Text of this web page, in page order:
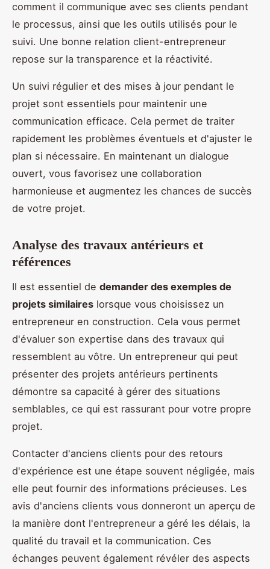
comment il communique avec ses clients pendant
le processus, ainsi que les outils utilisés pour le
suivi. Une bonne relation client-entrepreneur
repose sur la transparence et la réactivité.
Un suivi régulier et des mises à jour pendant le
projet sont essentiels pour maintenir une
communication efficace. Cela permet de traiter
rapidement les problèmes éventuels et d'ajuster le
plan si nécessaire. En maintenant un dialogue
ouvert, vous favorisez une collaboration
harmonieuse et augmentez les chances de succès
de votre projet.
Analyse des travaux antérieurs et
références
Il est essentiel de demander des exemples de
projets similaires lorsque vous choisissez un
entrepreneur en construction. Cela vous permet
d'évaluer son expertise dans des travaux qui
ressemblent au vôtre. Un entrepreneur qui peut
présenter des projets antérieurs pertinents
démontre sa capacité à gérer des situations
semblables, ce qui est rassurant pour votre propre
projet.
Contacter d'anciens clients pour des retours
d'expérience est une étape souvent négligée, mais
elle peut fournir des informations précieuses. Les
avis d'anciens clients vous donneront un aperçu de
la manière dont l'entrepreneur a géré les délais, la
qualité du travail et la communication. Ces
échanges peuvent également révéler des aspects